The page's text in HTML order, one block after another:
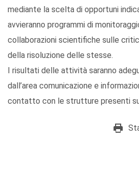
mediante la scelta di opportuni
avvieranno programmi di
collaborazioni scientifiche sulle
della risoluzione delle stesse.
I risultati delle attività saranno
dall’area comunicazione e
contatto con le strutture presenti